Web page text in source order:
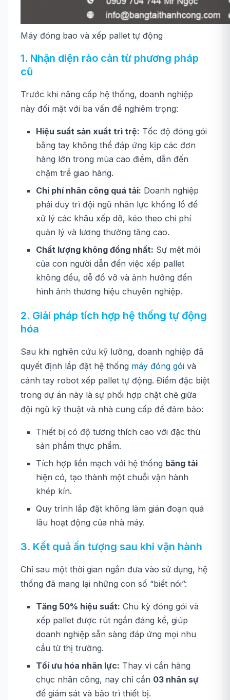
Máy đóng bao và xếp pallet tự động
1. Nhận diện rào cản từ phương pháp
cũ
Trước khi nâng cấp hệ thống, doanh nghiệp
này đối mặt với ba vấn đề nghiêm trọng:
Hiệu suất sản xuất trì trệ: Tốc độ đóng gói
bằng tay không thể đáp ứng kịp các đơn
hàng lớn trong mùa cao điểm, dẫn đến
chậm trễ giao hàng.
Chi phí nhân công quá tải: Doanh nghiệp
phải duy trì đội ngũ nhân lực khổng lồ để
xử lý các khâu xếp dỡ, kéo theo chi phí
quản lý và lương thưởng tăng cao.
Chất lượng không đồng nhất: Sự mệt mỏi
của con người dẫn đến việc xếp pallet
không đều, dễ đổ vỡ và ảnh hưởng đến
hình ảnh thương hiệu chuyên nghiệp.
2. Giải pháp tích hợp hệ thống tự động
hóa
Sau khi nghiên cứu kỹ lưỡng, doanh nghiệp đã
quyết định lắp đặt hệ thống máy đóng gói và
cánh tay robot xếp pallet tự động. Điểm đặc biệt
trong dự án này là sự phối hợp chặt chẽ giữa
đội ngũ kỹ thuật và nhà cung cấp để đảm bảo:
Thiết bị có độ tương thích cao với đặc thù
sản phẩm thực phẩm.
Tích hợp liền mạch với hệ thống băng tải
hiện có, tạo thành một chuỗi vận hành
khép kín.
Quy trình lắp đặt không làm gián đoạn quá
lâu hoạt động của nhà máy.
3. Kết quả ấn tượng sau khi vận hành
Chỉ sau một thời gian ngắn đưa vào sử dụng, hệ
thống đã mang lại những con số “biết nói”:
Tăng 50% hiệu suất: Chu kỳ đóng gói và
xếp pallet được rút ngắn đáng kể, giúp
doanh nghiệp sẵn sàng đáp ứng mọi nhu
cầu từ thị trường.
Tối ưu hóa nhân lực: Thay vì cần hàng
chục nhân công, nay chỉ cần 03 nhân sự
để giám sát và bảo trì thiết bị.